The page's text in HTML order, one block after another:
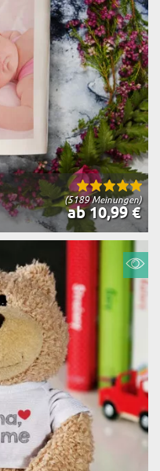
(5189 Meinungen)
ab 10,99 €